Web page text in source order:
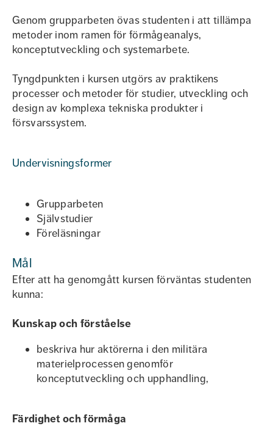
Genom grupparbeten övas studenten i att tillämpa
metoder inom ramen för förmågeanalys,
konceptutveckling och systemarbete.
Tyngdpunkten i kursen utgörs av praktikens
processer och metoder för studier, utveckling och
design av komplexa tekniska produkter i
försvarssystem.
Undervisningsformer
Grupparbeten
Självstudier
Föreläsningar
Mål
Efter att ha genomgått kursen förväntas studenten
kunna:
Kunskap och förståelse
beskriva hur aktörerna i den militära
materielprocessen genomför
konceptutveckling och upphandling,
Färdighet och förmåga